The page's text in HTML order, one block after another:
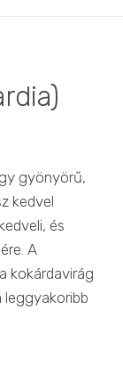
gyönyörű,
kedvel
és
A
kokárdavirág
leggyakoribb